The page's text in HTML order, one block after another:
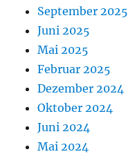
September 2025
Juni 2025
Mai 2025
Februar 2025
Dezember 2024
Oktober 2024
Juni 2024
Mai 2024